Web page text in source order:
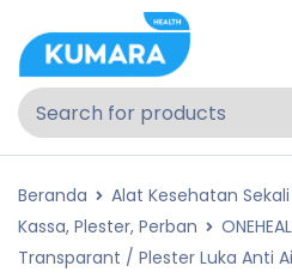
Beranda
Alat Kesehatan
Kassa, Plester, Perban
Transparant / Plester Luka Anti